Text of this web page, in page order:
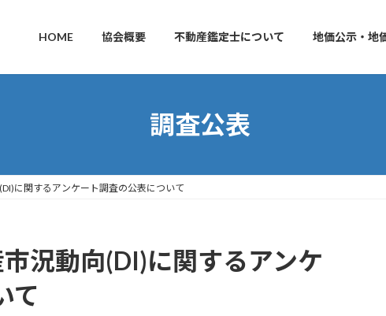
HOME 協会概要 不動産鑑定士について 地価公示・地
調査公表
に関するアンケート調査の公表について
況動向(DI)に関するアンケ
て